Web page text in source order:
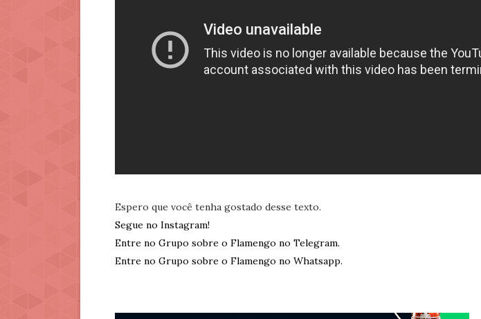
Espero que você tenha gostado desse texto.
Segue no Instagram!
Entre no Grupo sobre o Flamengo no Telegram.
Entre no Grupo sobre o Flamengo no Whatsapp.